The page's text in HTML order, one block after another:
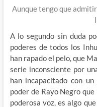
Aunque tengo que
A lo segundo sin duda
poderes de todos los
han rapado el pelo, que
serie inconsciente por
han incapacitado con
poder de Rayo Negro
poderosa voz, es algo